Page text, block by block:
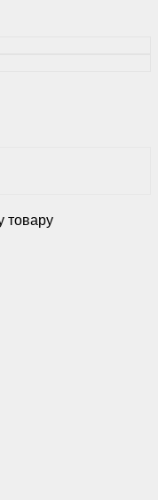
товару